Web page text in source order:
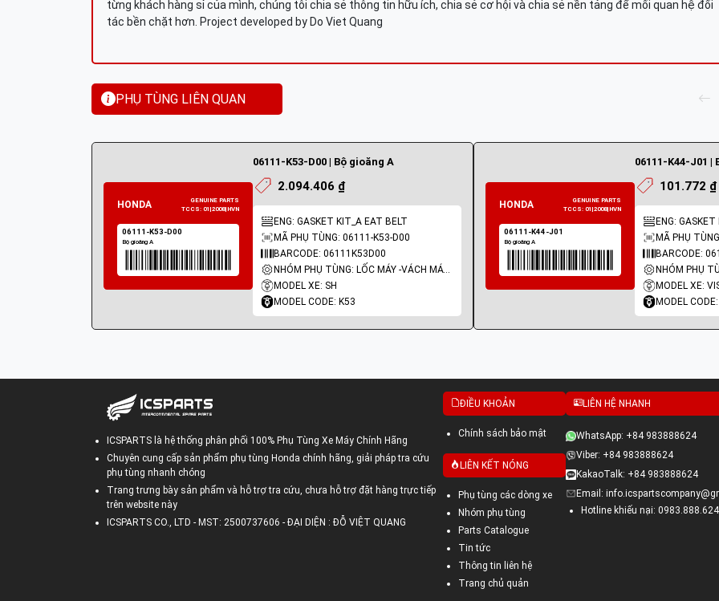
từng khách hàng sỉ của mình, chúng tôi chia sẻ thông tin hữu ích, chia sẻ cơ hội và chia sẻ nền tảng để mối quan hệ đối
tác bền chặt hơn. Project developed by Do Viet Quang
PHỤ TÙNG LIÊN QUAN
06111-K53-D00 | Bộ gioăng A
2.094.406 ₫
ENG: GASKET KIT_A EAT BELT
MÃ PHỤ TÙNG: 06111-K53-D00
BARCODE: 06111K53D00
NHÓM PHỤ TÙNG: LỐC MÁY -VÁCH MÁY - GIOĂNG MÁY
MODEL XE: SH
MODEL CODE: K53
06111-K44-J01 |
101.772 ₫
ENG: GASKET
MÃ PHỤ
BARCODE:
MODEL XE:
MODEL
ICSPARTS là hệ thống phân phối 100% Phụ Tùng Xe Máy Chính Hãng
Chuyên cung cấp sản phẩm phụ tùng Honda chính hãng, giải pháp tra cứu
phụ tùng nhanh chóng
Trang trưng bày sản phẩm và hỗ trợ tra cứu, chưa hỗ trợ đặt hàng trực tiếp
trên website này
ICSPARTS CO., LTD - MST: 2500737606 - ĐẠI DIỆN : ĐỖ VIỆT QUANG
ĐIỀU KHOẢN
Chính sách bảo mật
LIÊN KẾT NÓNG
Phụ tùng các dòng xe
Nhóm phụ tùng
Parts Catalogue
Tin tức
Thông tin liên hệ
Trang chủ quản
LIÊN HỆ NHANH
WhatsApp: +84 983888624
Viber: +84 983888624
KakaoTalk: +84 983888624
Email:
Hotline khiếu nại: 0983.888.624